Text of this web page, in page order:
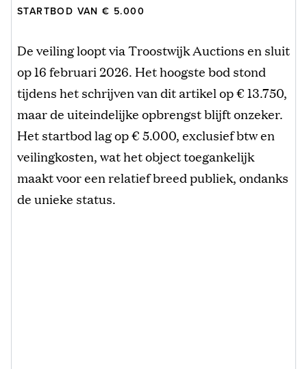
STARTBOD VAN € 5.000
De veiling loopt via Troostwijk Auctions en sluit
op 16 februari 2026. Het hoogste bod stond
tijdens het schrijven van dit artikel op € 13.750,
maar de uiteindelijke opbrengst blijft onzeker.
Het startbod lag op € 5.000, exclusief btw en
veilingkosten, wat het object toegankelijk
maakt voor een relatief breed publiek, ondanks
de unieke status.